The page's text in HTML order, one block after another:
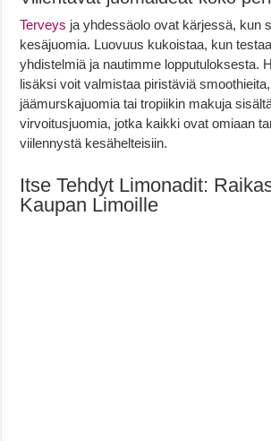
Terveys ja yhdessäolo ovat kärjessä, kun
kesäjuomia. Luovuus kukoistaa, kun
yhdistelmiä ja nautimme lopputuloksesta.
lisäksi voit valmistaa piristäviä
jäämurskajuomia tai tropiikin makuja
virvoitusjuomia, jotka kaikki ovat omiaan
viilennystä kesähelteisiin.
Itse Tehdyt Limonadit:
Kaupan Limoille